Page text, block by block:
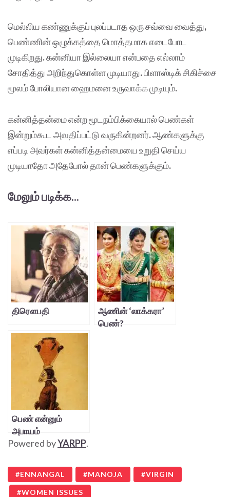
மெல்லிய கண்ணுக்குப் புலப்படாத ஒரு சவ்வை வைத்து,
பெண்ணின் ஒழுக்கத்தை மொத்தமாக எடைபோட
முடிகிறது.கன்னியா இல்லையா என்பதை எல்லாம்
சோதித்து அறிந்துகொள்ள முடியாது.பிளாஸ்டிக் சிகிச்சை
மூலம் போலியான ஹைமனை உருவாக்க முடியும்.
கன்னித்தன்மை என்ற மூடநம்பிக்கையால் பெண்கள்
இன்றும்கூட அவதிப்பட்டு வருகின்றனர்.ஆண்களுக்கு
எப்படி அவர்கள் கன்னித்தன்மையை உறுதி செய்ய
முடியாதோ அதேபோல் தான் பெண்களுக்கும்.
மேலும் படிக்க...
திரௌபதி
ஆணின் ‘லாக்கரா’
பெண்?
பெண் என்னும்
அபாயம்
Powered byYARPP.
ENNANGAL MANOJA VIRGIN
WOMEN ISSUES